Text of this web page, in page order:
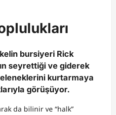
bursiyeri Rick
seyrettiği ve giderek
kurtarmaya
görüşüyor.
da bilinir ve “halk”